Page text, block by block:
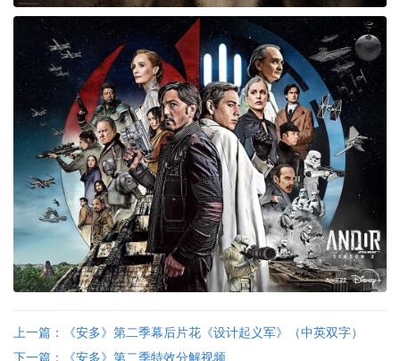
上一篇：《安多》第二季幕后片花《设计起义军》（中英双字）
下一篇：《安多》第二季特效分解视频